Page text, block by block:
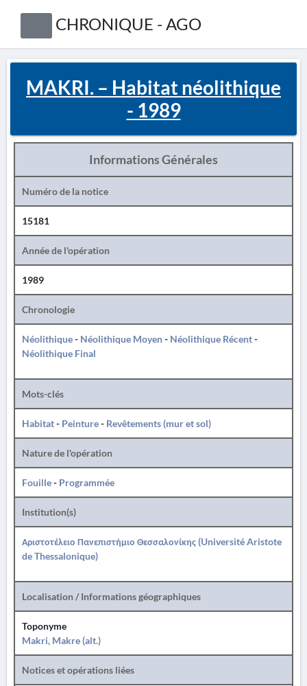
CHRONIQUE - AGO
MAKRI. – Habitat néolithique
- 1989
Informations Générales
Numéro de la notice
15181
Année de l'opération
1989
Chronologie
Néolithique- Néolithique Moyen- Néolithique Récent-
Néolithique Final
Mots-clés
Habitat- Peinture- Revêtements (mur et sol)
Nature de l'opération
Fouille- Programmée
Institution(s)
Αριστοτέλειο Πανεπιστήμιο Θεσσαλονίκης (Université Aristote
de Thessalonique)
Localisation / Informations géographiques
Toponyme
Makri, Makre (alt.)
Notices et opérations liées